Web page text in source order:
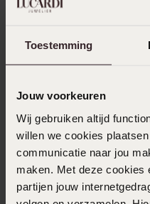
Toestemming
Jouw voorkeuren
Wij gebruiken altijd
willen we cookies
communicatie naar jou
maken. Met deze cookies
partijen jouw